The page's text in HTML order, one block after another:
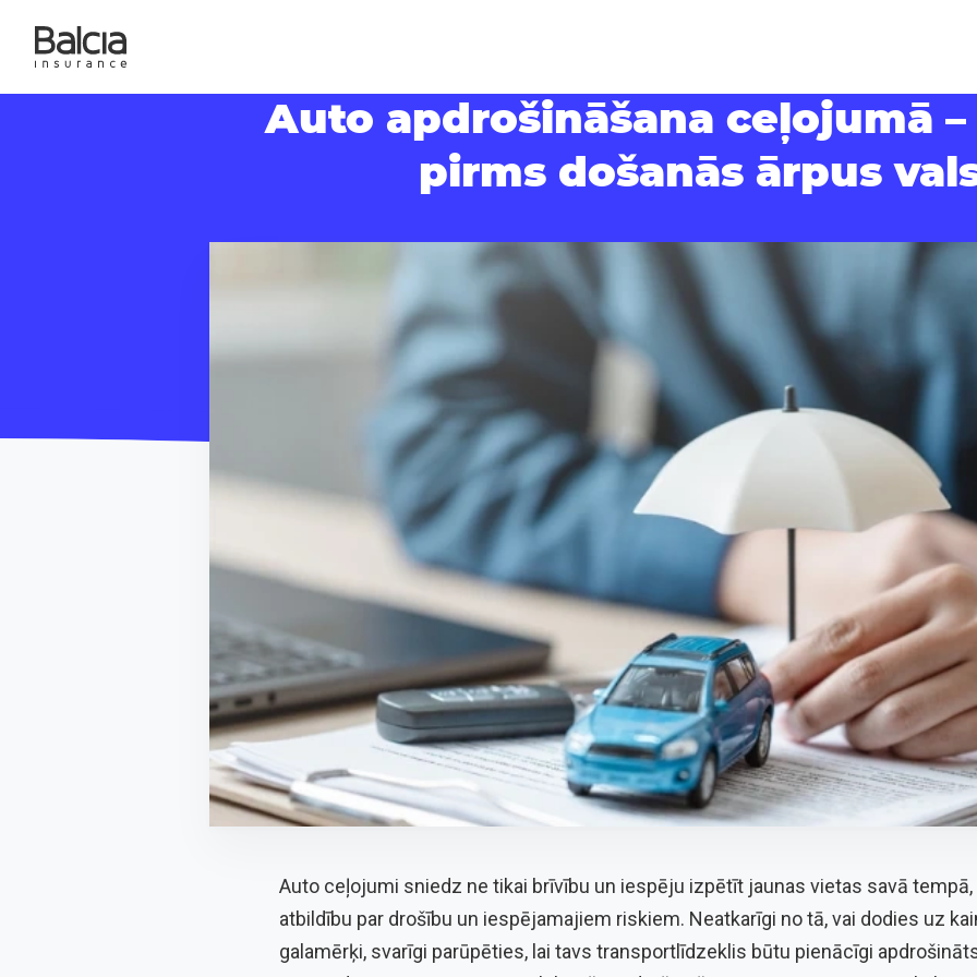
Auto apdrošināšana ceļojumā
pirms došanās ārpus
Auto ceļojumi sniedz ne tikai brīvību un iespēju izpētīt jaunas vietas savā
atbildību par drošību un iespējamajiem riskiem. Neatkarīgi no tā, vai dodies uz
galamērķi, svarīgi parūpēties, lai tavs transportlīdzeklis būtu pienācīgi